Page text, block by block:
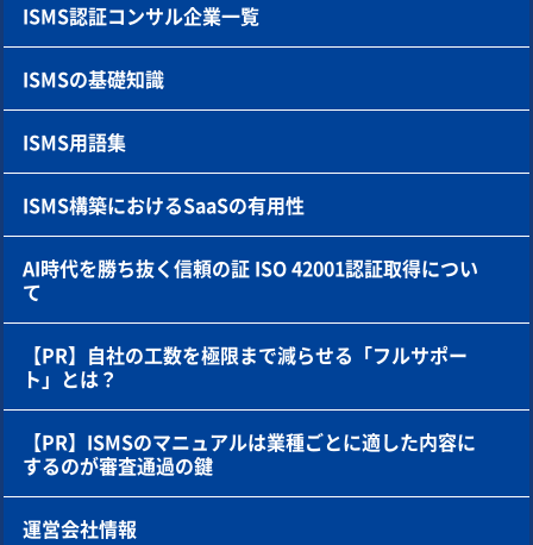
ISMS認証コンサル企業一覧
ISMSの基礎知識
ISMS用語集
ISMS構築におけるSaaSの有用性
AI時代を勝ち抜く信頼の証 ISO 42001認証取得につい
て
【PR】自社の工数を極限まで減らせる「フルサポー
ト」とは？
【PR】ISMSのマニュアルは業種ごとに適した内容に
するのが審査通過の鍵
運営会社情報